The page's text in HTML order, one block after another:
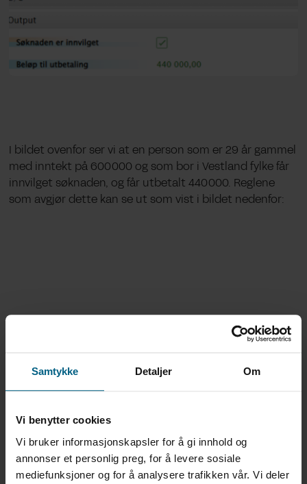
Samtykke Detaljer Om
Vi benytter cookies
Vi bruker informasjonskapsler for å gi innhold og
annonser et personlig preg, for å levere sosiale
mediefunksjoner og for å analysere trafikken vår. Vi deler
I bildet ovenfor ser vi at en person som er 29 år gammel
med inntekt på 600 000 og som bor i Vestland fylke får
innvilget søknaden, og får utbetalt 440 000. Reglene
som avgjør dette kan se ut som vist i bildet nedenfor: